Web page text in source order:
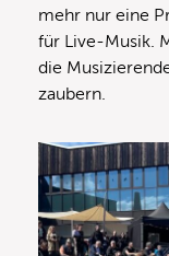
mehr nur eine
für Live-Musik.
die
zaubern.